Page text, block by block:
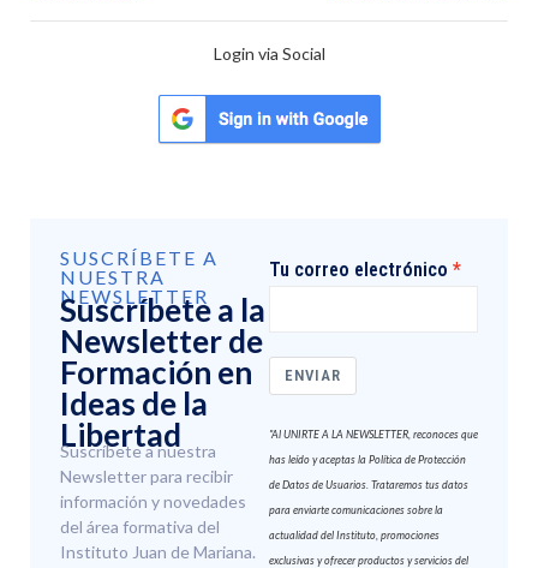
Login via Social
SUSCRÍBETE A
NUESTRA
NEWSLETTER
Suscríbete a la
Newsletter de
Formación en
Ideas de la
Libertad
Suscríbete a nuestra
Newsletter para recibir
información y novedades
del área formativa del
Instituto Juan de Mariana.
Tu correo electrónico
ENVIAR
"Al UNIRTE A LA NEWSLETTER, reconoces que
has leído y aceptas la Política de Protección
de Datos de Usuarios. Trataremos tus datos
para enviarte comunicaciones sobre la
actualidad del Instituto, promociones
exclusivas y ofrecer productos y servicios del